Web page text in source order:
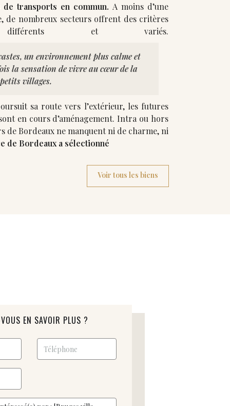
transports en commun. A moins d’une
de nombreux secteurs offrent des critères
un environnement plus calme et
la sensation de vivre au cœur de la
villages.
sa route vers l’extérieur, les futures
cours d’aménagement. Intra ou hors
de Bordeaux ne manquent ni de charme, ni
de Bordeaux a sélectionné
Voir tous les biens
EN SAVOIR PLUS ?